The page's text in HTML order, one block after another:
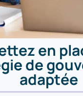
en
de
adaptée